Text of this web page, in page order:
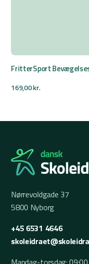
FritterSport
169,00kr.
Nørrevoldgade 37
5800 Nyborg
+45 6531 4646